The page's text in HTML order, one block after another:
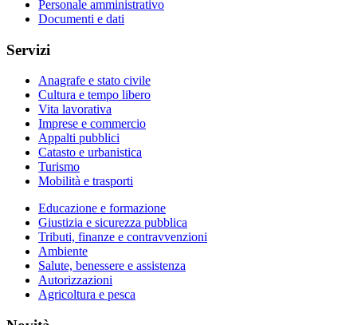
Personale amministrativo
Documenti e dati
Servizi
Anagrafe e stato civile
Cultura e tempo libero
Vita lavorativa
Imprese e commercio
Appalti pubblici
Catasto e urbanistica
Turismo
Mobilità e trasporti
Educazione e formazione
Giustizia e sicurezza pubblica
Tributi, finanze e contravvenzioni
Ambiente
Salute, benessere e assistenza
Autorizzazioni
Agricoltura e pesca